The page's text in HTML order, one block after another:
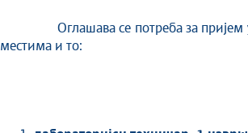
Оглашава се потреба за пријем у
местима и то: